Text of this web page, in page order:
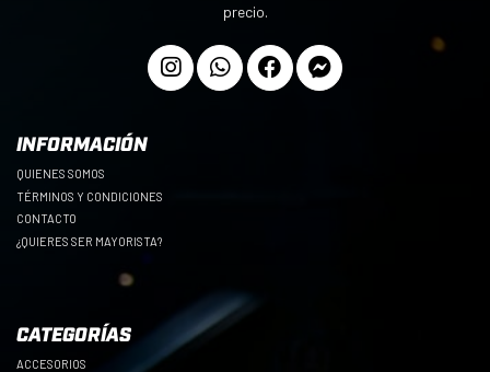
precio.
INFORMACIÓN
QUIENES SOMOS
TÉRMINOS Y CONDICIONES
CONTACTO
¿QUIERES SER MAYORISTA?
CATEGORÍAS
ACCESORIOS